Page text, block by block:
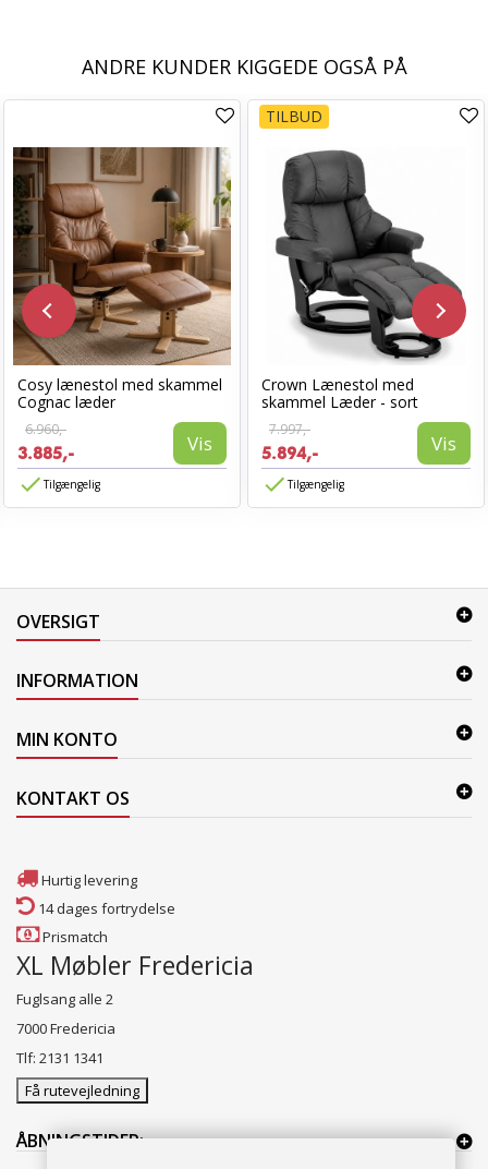
ANDRE KUNDER KIGGEDE OGSÅ PÅ
Cosy lænestol med skammel
Cognac læder
6.960,-
3.885,- Vis
Tilgængelig
TILBUD
Crown Lænestol med
skammel Læder - sort
7.997,-
5.894,- Vis
Tilgængelig
OVERSIGT
INFORMATION
MIN KONTO
KONTAKT OS
Hurtig levering
14 dages fortrydelse
Prismatch
XL Møbler Fredericia
Fuglsang alle 2
7000 Fredericia
Tlf: 2131 1341
Få rutevejledning
ÅBNINGSTIDER: